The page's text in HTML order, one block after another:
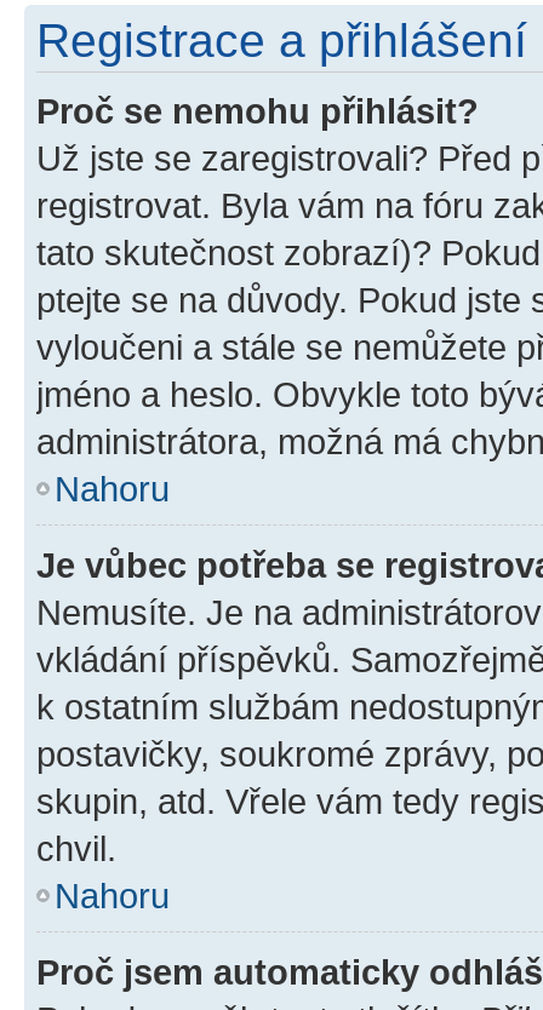
Registrace a přihlášení
Proč se nemohu přihlásit?
Už jste se zaregistrovali? Před
registrovat. Byla vám na fóru
tato skutečnost zobrazí)?
ptejte se na důvody. Pokud jste
vyloučeni a stále se nemůžete
jméno a heslo. Obvykle toto
administrátora, možná má
Nahoru
Je vůbec potřeba se
Nemusíte. Je na
vkládání příspěvků.
k ostatním službám
postavičky, soukromé zprávy,
skupin, atd. Vřele vám tedy
chvil.
Nahoru
Proč jsem automaticky